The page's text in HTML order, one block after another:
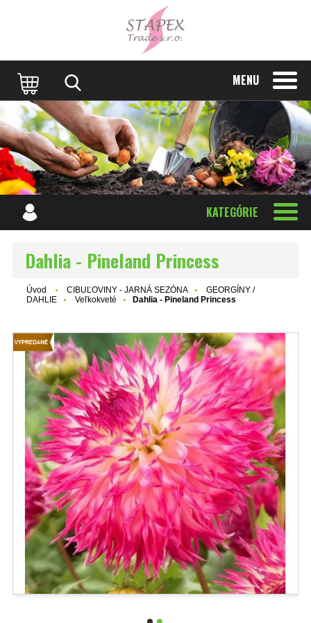
MENU
KATEGÓRIE
Dahlia - Pineland Princess
Úvod CIBUĽOVINY - JARNÁ SEZÓNA
GEORGÍNY /
DAHLIE
Veľkokveté Dahlia - Pineland Princess